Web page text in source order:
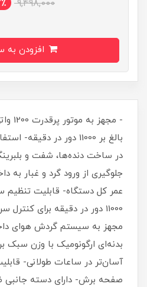
9,498,000
-
بالغ بر 11000 دور در
در ساخت دنده‌ها، شفت و
جلوگیری از ورود گرد و غبار به
11000 دور در دقیقه برای
مجهز به سیستم گردش هوای
بدنه‌ای ارگونومیک با وزن سبک
آسان‌تر در ساعات طولانی-
صفحه برش- دارای دسته